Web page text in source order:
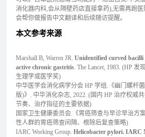
消化器内科,会从隔壁药店直接拿药),无需再跑
会帮你做报告中文翻译和后续随访提醒。
本文参考来源
Marshall B, Warren JR. Unidentified curved
active chronic gastritis. The Lancet, 1983. (HP
生理学或医学奖)
中华医学会消化病学分会 HP 学组.《幽门螺杆
版)》. 中华消化杂志, 2022. (国内 HP 治疗权威
节奏、治疗指征的主要依据)
国家卫生健康委员会.《胃癌筛查与早诊早治方
性人群的胃癌筛查间隔、根除后复查策略)
IARC Working Group. Helicobacter pylori. IARC